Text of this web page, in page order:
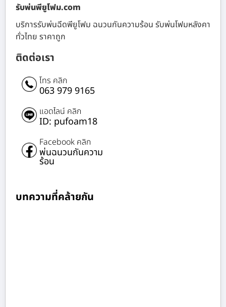
รับพ่นพียูโฟม.com
บริการรับพ่นฉีดพียูโฟม ฉนวนกันความร้อน รับพ่นโฟมหลังคา
ทั่วไทย ราคาถูก
ติดต่อเรา
โทร คลิก
063 979 9165
แอดไลน์ คลิก
ID: pufoam18
Facebook คลิก
พ่นฉนวนกันความ
ร้อน
บทความที่คล้ายกัน